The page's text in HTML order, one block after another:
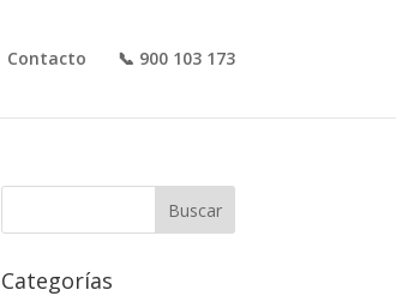
Contacto 📞 900 103 173
Categorías